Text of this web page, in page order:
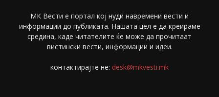
МК Вести е портал коj нуди навремени вести и
информации до публиката. Нашата цел е да креираме
средина, каде читателите ќе може да прочитаат
вистински вести, информации и идеи.
контактирајте не: desk@mkvesti.mk